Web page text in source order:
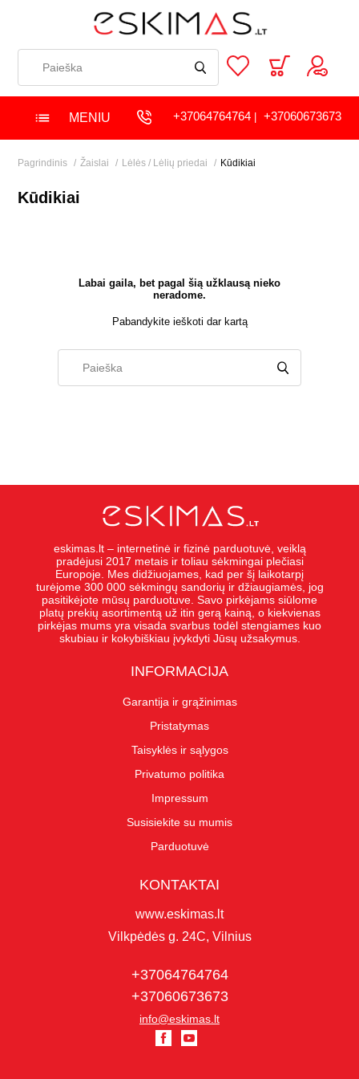
MENIU +37064764764| +37060673673
Pagrindinis Žaislai Lėlės / Lėlių priedai Kūdikiai
Kūdikiai
Labai gaila, bet pagal šią užklausą nieko
neradome.
Pabandykite ieškoti dar kartą
eskimas.lt – internetinė ir fizinė parduotuvė, veiklą
pradėjusi 2017 metais ir toliau sėkmingai plečiasi
Europoje. Mes didžiuojames, kad per šį laikotarpį
turėjome 300 000 sėkmingų sandorių ir džiaugiamės, jog
pasitikėjote mūsų parduotuve. Savo pirkėjams siūlome
platų prekių asortimentą už itin gerą kainą, o kiekvienas
pirkėjas mums yra visada svarbus todėl stengiames kuo
skubiau ir kokybiškiau įvykdyti Jūsų užsakymus.
INFORMACIJA
Garantija ir grąžinimas
Pristatymas
Taisyklės ir sąlygos
Privatumo politika
Impressum
Susisiekite su mumis
Parduotuvė
KONTAKTAI
www.eskimas.lt
Vilkpėdės g. 24C, Vilnius
+37064764764
+37060673673
info@eskimas.lt